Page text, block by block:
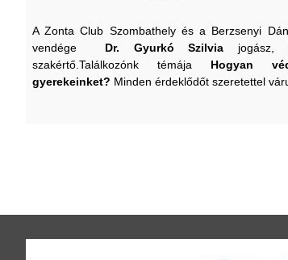
A Zonta Club Szombathely és a Berzsenyi
vendége Dr. Gyurkó Szilvia jogász,
szakértő.Találkozónk témája Hogyan
gyerekeinket? Minden érdeklődőt szeretettel